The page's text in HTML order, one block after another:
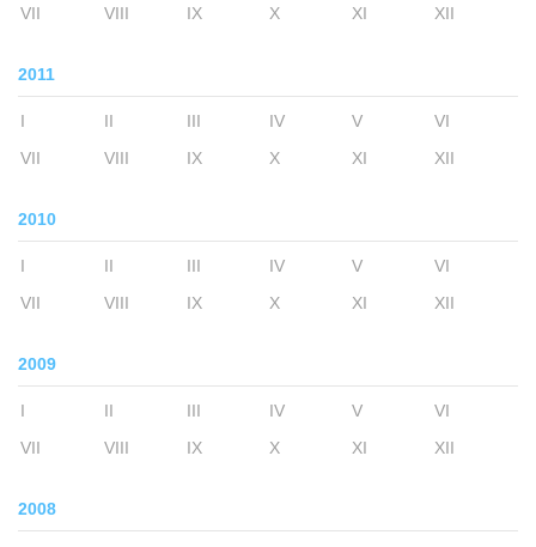
VII
VIII IX X XI XII
2011
I II III IV V
VI
VII
VIII IX X XI XII
2010
I II III IV V
VI
VII
VIII IX X XI XII
2009
I II III IV V
VI
VII
VIII IX X XI XII
2008